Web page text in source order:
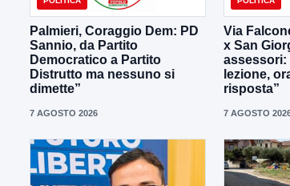
Palmieri, Coraggio Dem: PD
Sannio, da Partito
Democratico a Partito
Distrutto ma nessuno si
dimette”
7 AGOSTO 2026
Via
x San
assessori:
lezione,
risposta”
7 AGOSTO